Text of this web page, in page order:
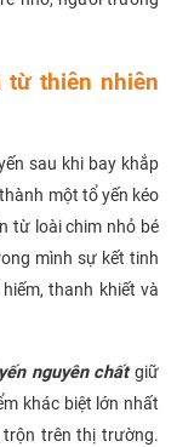
từ thiên nhiên
sau khi bay khắp
một tổ yến kéo
từ loài chim nhỏ bé
mình sự kết tinh
thanh khiết và
yến nguyên chấtgiữ
khác biệt lớn nhất
trộn trên thị trường.